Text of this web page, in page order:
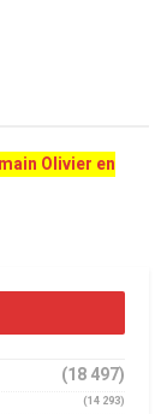
Olivier en
(18 497)
(14 293)